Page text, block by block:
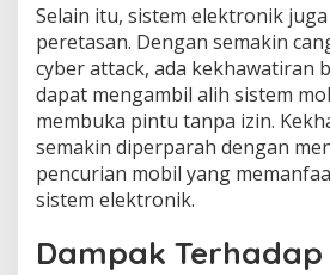
Selain itu, sistem elektronik
peretasan. Dengan semakin
cyber attack, ada kekhawatiran
dapat mengambil alih sistem
membuka pintu tanpa izin.
semakin diperparah dengan
pencurian mobil yang
sistem elektronik.
Dampak